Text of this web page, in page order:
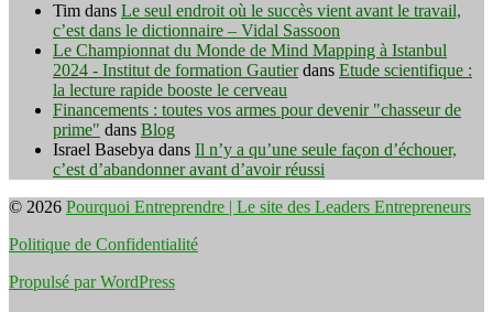
Tim dans Le seul endroit où le succès vient avant le travail,
c’est dans le dictionnaire – Vidal Sassoon
Le Championnat du Monde de Mind Mapping à Istanbul
2024 - Institut de formation Gautierdans Etude scientifique :
la lecture rapide booste le cerveau
Financements : toutes vos armes pour devenir "chasseur de
prime" dans Blog
Israel Basebya dans Il n’y a qu’une seule façon d’échouer,
c’est d’abandonner avant d’avoir réussi
© 2026 Pourquoi Entreprendre | Le site des Leaders Entrepreneurs
Politique de Confidentialité
Propulsé par WordPress